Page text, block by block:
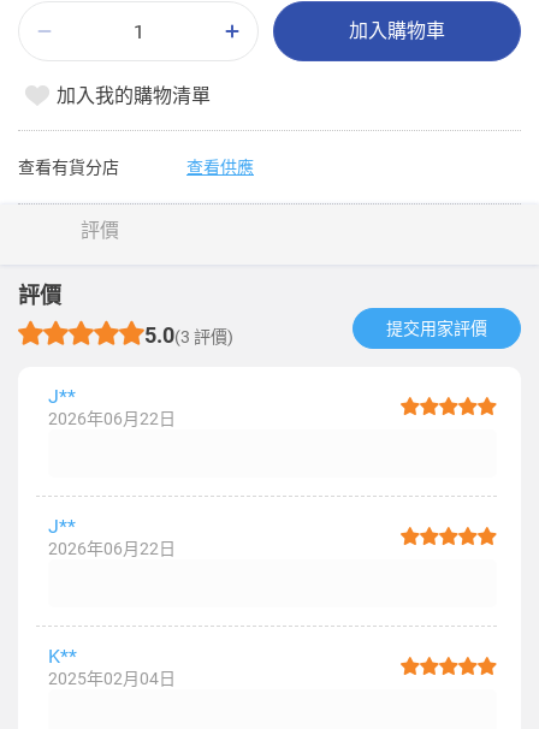
加入購物車
加入我的購物清單
查看有貨分店 查看供應
評價
評價
5.0(3 評價) 提交用家評價​
J**
2026年06月22日
J**
2026年06月22日
K**
2025年02月04日